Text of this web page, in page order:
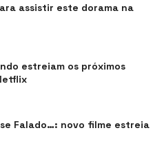
assistir este dorama na
estreiam os próximos
Falado…: novo filme estreia